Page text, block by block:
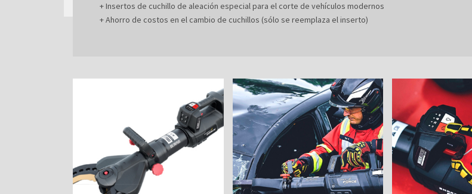
+ Insertos de cuchillo de aleación especial para el corte de vehículos modernos
+ Ahorro de costos en el cambio de cuchillos (sólo se reemplaza el inserto)